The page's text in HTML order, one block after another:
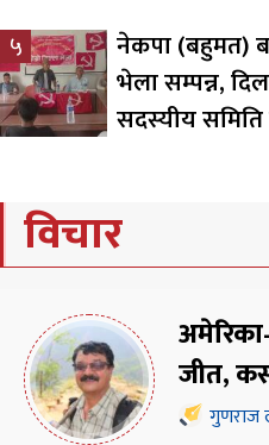
५
नेकपा (बहुमत)
भेला सम्पन्न,
सदस्यीय
विचार
जीत,
गुणराज